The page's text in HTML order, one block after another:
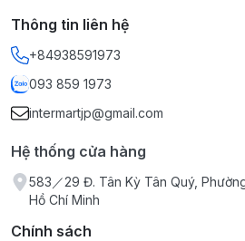
40°C). Có thể đổ trực tiếp vào
ngay (không nhai để tránh làm
khuẩn).
Đối tượng: Người bị viêm đại
thích (IBS), rối loạn tiêu hóa kéo
tác dụng thay thế thuốc chữa
Thông tin liên hệ
+84938591973
093 859 1973
intermartjp@gmail.com
Hệ thống cửa hàng
583／29 Đ. Tân Kỳ Tân Quý,
Hồ Chí Minh
Chính sách